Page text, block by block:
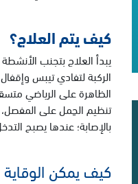
كيف يتم العلاج؟
يبدأ العلاج بتجنب
الركبة لتفادي تيبس
الظاهرة على الرياضي
تنظيم الحِمل على المفصل،
بالإصابة؛ عندها يصبح
كيف يمكن